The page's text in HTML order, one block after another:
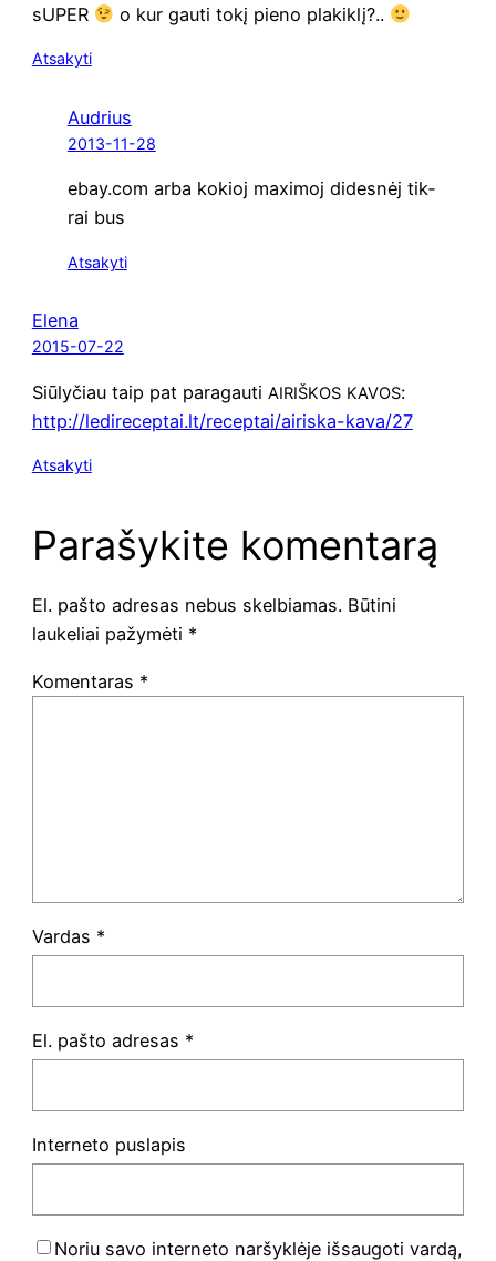
sUPER o kur gau­ti tokį pie­no plakiklį?..
Atsakyti
Audrius
2013-11-28
ebay.com arba kokioj maxi­moj dides­nėj tik­
rai bus
Atsakyti
Elena
2015-07-22
Siū­ly­čiau taip pat para­gau­ti AIRIŠKOS KAVOS:
http://ledireceptai.lt/receptai/airiska-kava/27
Atsakyti
Parašykite komentarą
El. pašto adresas nebus skelbiamas. Būtini
laukeliai pažymėti *
Komentaras *
Vardas *
El. pašto adresas *
Interneto puslapis
Noriu savo interneto naršyklėje išsaugoti vardą,